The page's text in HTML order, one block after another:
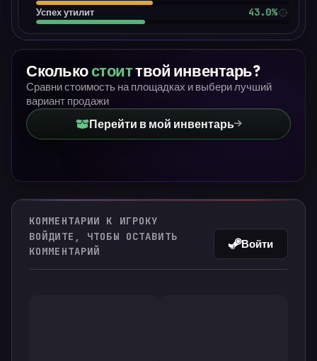
Успех утилит 43.0%
Сколькостоиттвой инвентарь?
Сравни стоимость на площадках и выбери лучший
вариант продажи
Перейти в мой инвентарь
КОММЕНТАРИИ К ИГРОКУ
ВОЙДИТЕ, ЧТОБЫ ОСТАВИТЬ
КОММЕНТАРИЙ
Войти